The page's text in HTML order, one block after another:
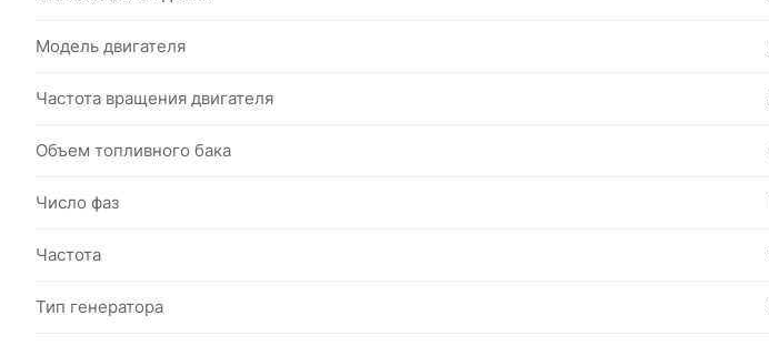
Модель двигателя
Частота вращения двигателя
Объем топливного бака
Число фаз
Частота
Тип генератора